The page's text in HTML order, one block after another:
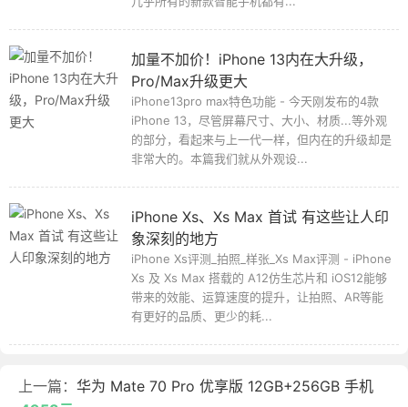
加量不加价！iPhone 13内在大升级，
Pro/Max升级更大
iPhone13pro max特色功能 - 今天刚发布的4款
iPhone 13，尽管屏幕尺寸、大小、材质...等外观
的部分，看起来与上一代一样，但内在的升级却是
非常大的。本篇我们就从外观设...
iPhone Xs、Xs Max 首试 有这些让人印
象深刻的地方
iPhone Xs评测_拍照_样张_Xs Max评测 - iPhone
Xs 及 Xs Max 搭载的 A12仿生芯片和 iOS12能够
带来的效能、运算速度的提升，让拍照、AR等能
有更好的品质、更少的耗...
上一篇： 华为 Mate 70 Pro 优享版 12GB+256GB 手机